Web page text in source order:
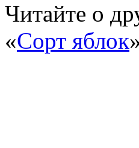
Читайте о
«Сорт яблок